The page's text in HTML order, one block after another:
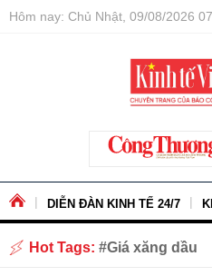
Hôm nay: Chủ Nhật, 09/08/2026
DIỄN ĐÀN KINH TẾ 24/7
Hot Tags: Giá xăng dầu